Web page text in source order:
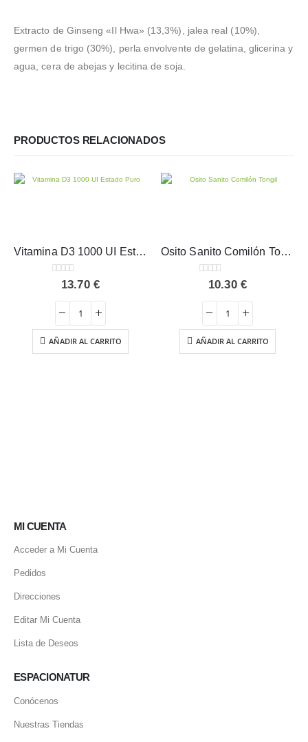
Extracto de Ginseng «Il Hwa» (13,3%), jalea real (10%),
germen de trigo (30%), perla envolvente de gelatina, glicerina y
agua, cera de abejas y lecitina de soja.
PRODUCTOS RELACIONADOS
Vitamina D3 1000 UI Estado Puro 100 comprimidos
out of 5
13.70 €
AÑADIR AL CARRITO
Osito Sanito Comilón Tongil 150 ml
out of 5
10.30 €
AÑADIR AL CARRITO
MI CUENTA
Acceder a Mi Cuenta
Pedidos
Direcciones
Editar Mi Cuenta
Lista de Deseos
ESPACIONATUR
Conócenos
Nuestras Tiendas